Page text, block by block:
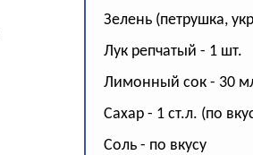
Зелень (петрушка,
Лук репчатый - 1 шт.
Лимонный сок - 30
Сахар - 1 ст.л. (по
Соль - по вкусу